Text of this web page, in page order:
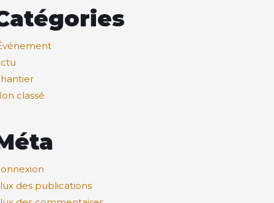
classé
des publications